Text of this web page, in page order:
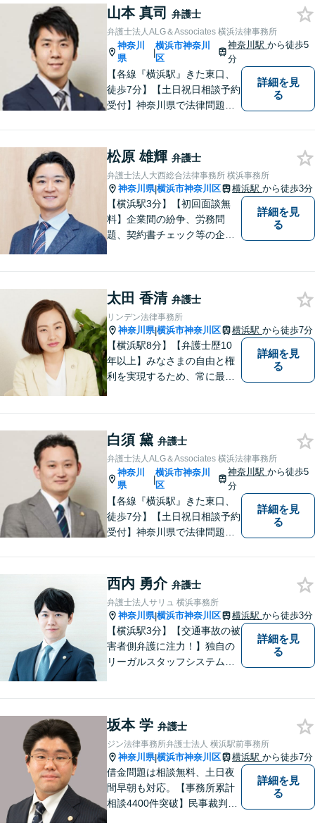
の過失を80%から95％にした
実績あり【女性目線でアドバ
イス】
山本 真司 弁護士
弁護士法人ALG＆Associates 横浜法律事務所
神奈川
県
|
横浜市神奈川
区
神奈川駅から徒歩5
分
【各線『横浜駅』きた東口、
徒歩7分】【土日祝日相談予約
受付】神奈川県で法律問題で
解決を目指します。どうぞお
気軽にご相談ください。
詳細を見
る
松原 雄輝 弁護士
弁護士法人大西総合法律事務所 横浜事務所
神奈川県|横浜市神奈川区 横浜駅 から徒歩3分
【横浜駅3分】【初回面談無
料】企業間の紛争、労務問
題、契約書チェック等の企業
ど、暮らしに関わる事案の解
決にも注力。【電話・メール
相談可】
詳細を見
る
太田 香清 弁護士
リンデン法律事務所
神奈川県|横浜市神奈川区 横浜駅 から徒歩7分
【横浜駅8分】【弁護士歴10
年以上】みなさまの自由と権
利を実現するため、常に最善
応いたします◆労働・雇用◆
交渉はテンポ良く！迅速な対
応で早期解決を目指します。
詳細を見
る
白須 黛 弁護士
弁護士法人ALG＆Associates 横浜法律事務所
神奈川
県
|
横浜市神奈川
区
神奈川駅から徒歩5
分
【各線『横浜駅』きた東口、
徒歩7分】【土日祝日相談予約
受付】神奈川県で法律問題で
解決を目指します。どうぞお
気軽にご相談ください。
詳細を見
る
西内 勇介 弁護士
弁護士法人サリュ 横浜事務所
神奈川県|横浜市神奈川区 横浜駅 から徒歩3分
【横浜駅3分】【交通事故の被
害者側弁護に注力！】独自の
リーガルスタッフシステム
だかないよう努力します。皆
様の問題の背景まで汲み取
り、適切に対処します。【初
回無料相談】
詳細を見
る
坂本 学 弁護士
ジン法律事務所弁護士法人 横浜駅前事務所
神奈川県|横浜市神奈川区 横浜駅 から徒歩7分
借金問題は相談無料、土日夜
間早朝も対応。【事務所累計
相談4400件突破】民事裁判／
詳細を見
る